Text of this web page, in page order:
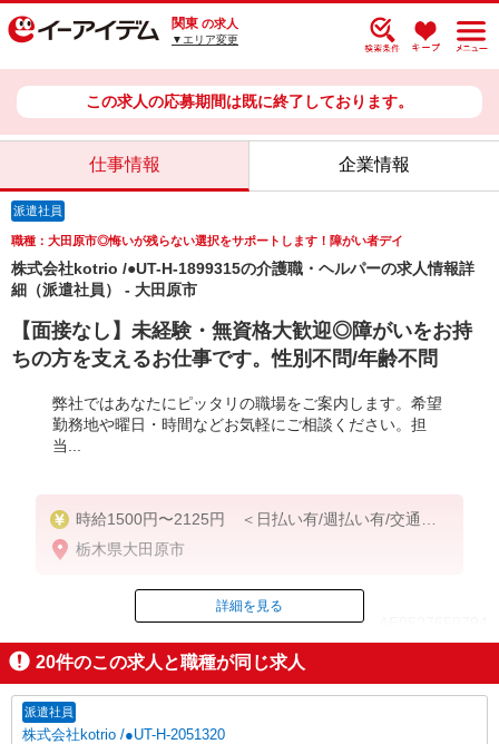
関東 の求人
▼エリア変更
この求人の応募期間は既に終了しております。
仕事情報 企業情報
派遣社員
職種：大田原市◎悔いが残らない選択をサポートします！障がい者デイ
株式会社kotrio /●UT-H-1899315の介護職・ヘルパーの求人情報詳
細（派遣社員） - 大田原市
【面接なし】未経験・無資格大歓迎◎障がいをお持
ちの方を支えるお仕事です。性別不問/年齢不問
弊社ではあなたにピッタリの職場をご案内します。希望
勤務地や曜日・時間などお気軽にご相談ください。担
当...
時給1500円〜2125円 ＜日払い有/週払い有/交通費
全支給(ガソリン代含む)＞
栃木県大田原市
ID：AE0527650794
掲載期間終了
詳細を見る
20件のこの求人と職種が同じ求人
派遣社員
株式会社kotrio /●UT-H-2051320